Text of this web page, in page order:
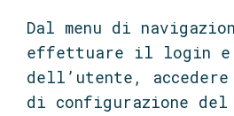
Dal menu di
effettuare il login
dell’utente,
di configurazione del